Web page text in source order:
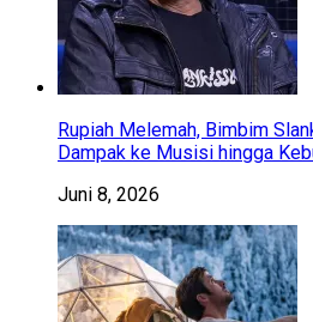
Rupiah Melemah, Bimbim
Dampak ke Musisi hingga
Juni 8, 2026